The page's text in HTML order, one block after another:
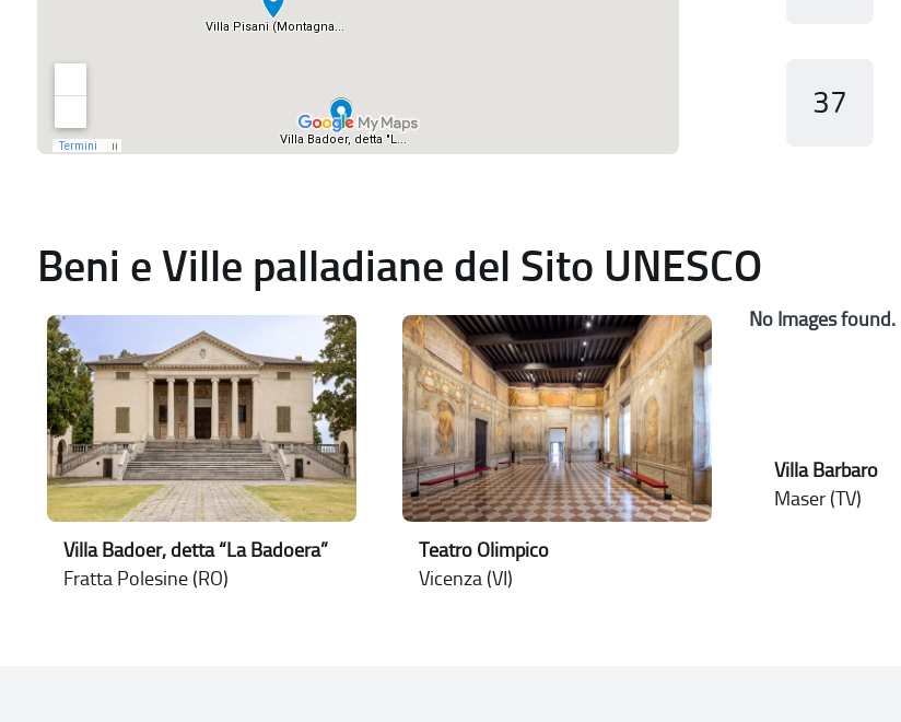
37
Beni e Ville palladiane del Sito UNESCO
Villa Badoer, detta “La Badoera”
Fratta Polesine (RO)
Teatro Olimpico
Vicenza (VI)
No Images found.
Villa Barbaro
Maser (TV)